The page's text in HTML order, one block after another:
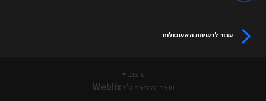
עבור לרשימת האשכולות
עיצוב
עוצב והותאם ע"יWeblix